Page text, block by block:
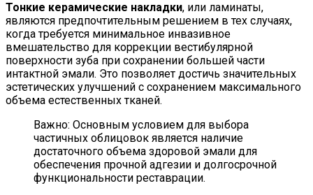
Тонкие керамические накладки, или ламинаты,
являются предпочтительным решением в тех случаях,
когда требуется минимальное инвазивное
вмешательство для коррекции вестибулярной
поверхности зуба при сохранении большей части
интактной эмали. Это позволяет достичь значительных
эстетических улучшений с сохранением максимального
объема естественных тканей.
Важно: Основным условием для выбора
частичных облицовок является наличие
достаточного объема здоровой эмали для
обеспечения прочной адгезии и долгосрочной
функциональности реставрации.